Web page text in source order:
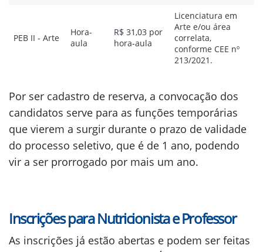
PEB II - Arte
Hora-
aula
R$ 31,03 por
hora-aula
Licenciatura em
Arte e/ou área
correlata,
conforme CEE nº
213/2021.
Por ser cadastro de reserva, a convocação dos
candidatos serve para as funções temporárias
que vierem a surgir durante o prazo de validade
do processo seletivo, que é de 1 ano, podendo
vir a ser prorrogado por mais um ano.
Inscrições para Nutricionista e Professor
As inscrições já estão abertas e podem ser feitas